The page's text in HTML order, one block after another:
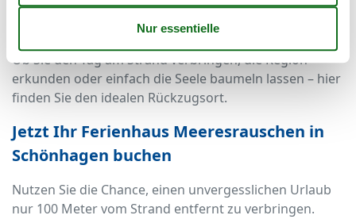
sofort vergessen und in eine Welt aus Ruhe, Natur und
maritimem Lebensgefühl eintauchen.
Ob Sie den Tag am Strand verbringen, die Region
erkunden oder einfach die Seele baumeln lassen – hier
finden Sie den idealen Rückzugsort.
Jetzt Ihr Ferienhaus Meeresrauschen in
Schönhagen buchen
Nutzen Sie die Chance, einen unvergesslichen Urlaub
nur 100 Meter vom Strand entfernt zu verbringen.